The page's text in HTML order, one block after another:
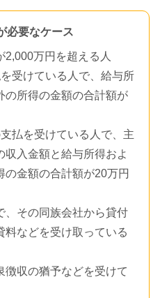
必要なケース
万円を超える人
受けている人で、給与所
の所得の金額の合計額が
払を受けている人で、主
収入金額と給与所得およ
の金額の合計額が20万円
、その同族会社から貸付
料などを受け取っている
徴収の猶予などを受けて